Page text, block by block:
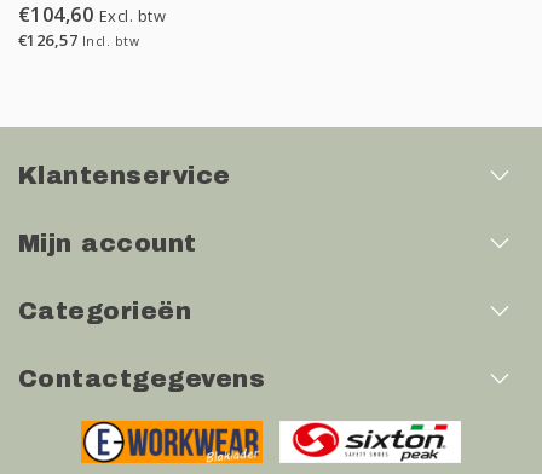
€104,60 Excl. btw
€126,57 Incl. btw
Klantenservice
Mijn account
Categorieën
Contactgegevens